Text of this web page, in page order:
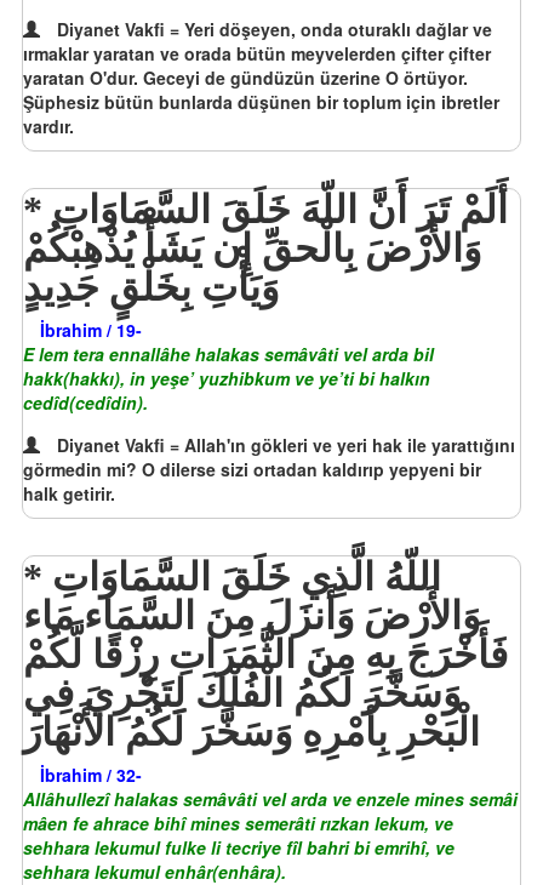
Diyanet Vakfi = Yeri döşeyen, onda oturaklı dağlar ve
ırmaklar yaratan ve orada bütün meyvelerden çifter çifter
yaratan O'dur. Geceyi de gündüzün üzerine O örtüyor.
Şüphesiz bütün bunlarda düşünen bir toplum için ibretler
vardır.
وَالأَرْضَ بِالْحقِّ إِن يَشَأْ يُذْهِبْكُمْ
وَيَأْتِ بِخَلْقٍ جَدِيدٍ
İbrahim / 19-
E lem tera ennallâhe halakas semâvâti vel arda bil
hakk(hakkı), in yeşe’ yuzhibkum ve ye’ti bi halkın
cedîd(cedîdin).
Diyanet Vakfi = Allah'ın gökleri ve yeri hak ile yarattığını
görmedin mi? O dilerse sizi ortadan kaldırıp yepyeni bir
halk getirir.
وَالأَرْضَ وَأَنزَلَ مِنَ السَّمَاء مَاء
فَأَخْرَجَ بِهِ مِنَ الثَّمَرَاتِ رِزْقًا لَّكُمْ
وَسَخَّرَ لَكُمُ الْفُلْكَ لِتَجْرِيَ فِي
الْبَحْرِ بِأَمْرِهِ وَسَخَّرَ لَكُمُ الأَنْهَارَ
İbrahim / 32-
Allâhullezî halakas semâvâti vel arda ve enzele mines semâi
mâen fe ahrace bihî mines semerâti rızkan lekum, ve
sehhara lekumul fulke li tecriye fîl bahri bi emrihî, ve
sehhara lekumul enhâr(enhâra).